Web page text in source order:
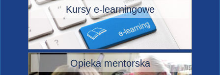
Kursy e-learningowe
Opieka mentorska